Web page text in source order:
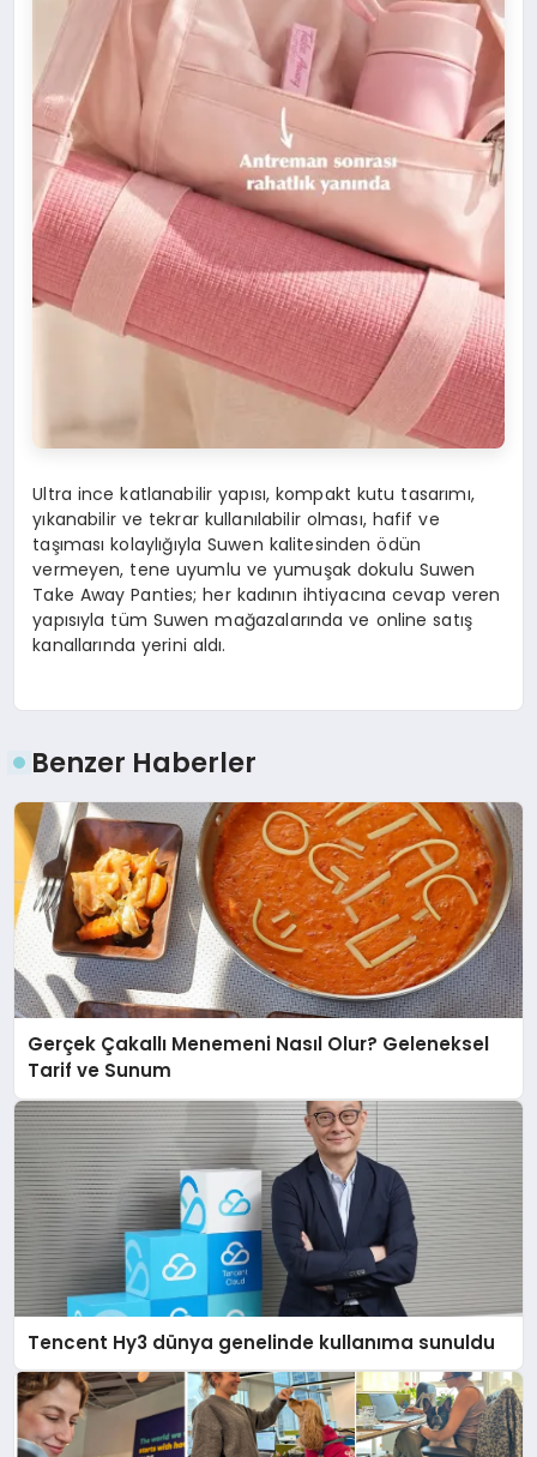
Ultra ince katlanabilir yapısı, kompakt kutu tasarımı,
yıkanabilir ve tekrar kullanılabilir olması, hafif ve
taşıması kolaylığıyla Suwen kalitesinden ödün
vermeyen, tene uyumlu ve yumuşak dokulu Suwen
Take Away Panties; her kadının ihtiyacına cevap veren
yapısıyla tüm Suwen mağazalarında ve online satış
kanallarında yerini aldı.
Benzer Haberler
Gerçek Çakallı Menemeni Nasıl Olur? Geleneksel
Tarif ve Sunum
Tencent Hy3 dünya genelinde kullanıma sunuldu